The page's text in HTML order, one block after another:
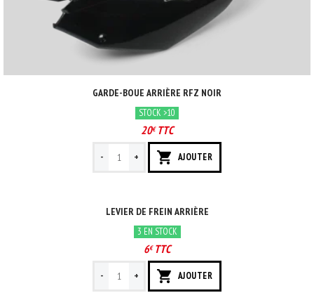
GARDE-BOUE ARRIÈRE RFZ NOIR
STOCK >10
20€TTC
- + AJOUTER
LEVIER DE FREIN ARRIÈRE
3 EN STOCK
6€TTC
- + AJOUTER